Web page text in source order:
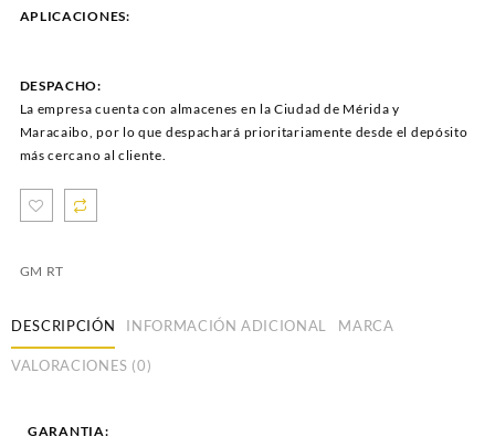
APLICACIONES:
DESPACHO:
La empresa cuenta con almacenes en la Ciudad de Mérida y
Maracaibo, por lo que despachará prioritariamente desde el depósito
más cercano al cliente.
GM RT
DESCRIPCIÓN INFORMACIÓN ADICIONAL MARCA
VALORACIONES (0)
GARANTIA: